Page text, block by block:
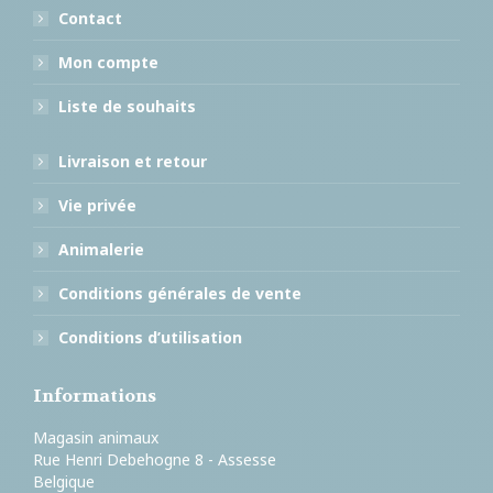
Contact
Mon compte
Liste de souhaits
Livraison et retour
Vie privée
Animalerie
Conditions générales de vente
Conditions d’utilisation
Informations
Magasin animaux
Rue Henri Debehogne 8 - Assesse
Belgique